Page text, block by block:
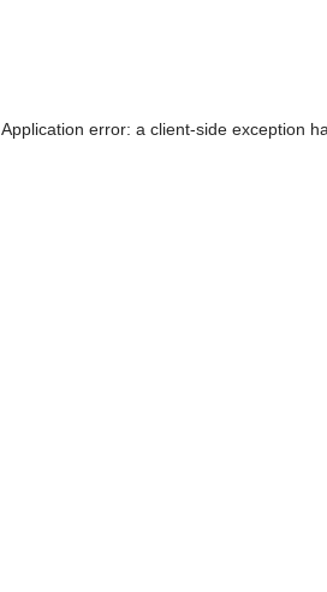
Application error: a client-side exception